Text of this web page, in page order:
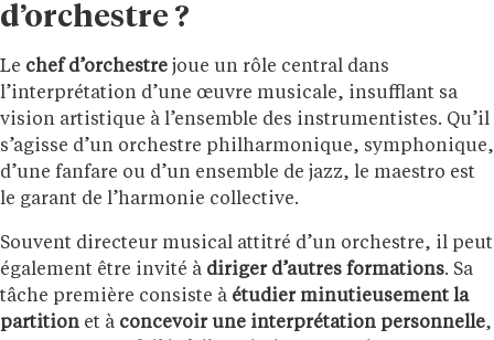
d’orchestre ?
Le chef d’orchestre joue un rôle central dans
l’interprétation d’une œuvre musicale, insufflant sa
vision artistique à l’ensemble des instrumentistes. Qu’il
s’agisse d’un orchestre philharmonique, symphonique,
d’une fanfare ou d’un ensemble de jazz, le maestro est
le garant de l’harmonie collective.
Souvent directeur musical attitré d’un orchestre, il peut
également être invité à diriger d’autres formations. Sa
tâche première consiste à étudier minutieusement la
partition et à concevoir une interprétation personnelle,